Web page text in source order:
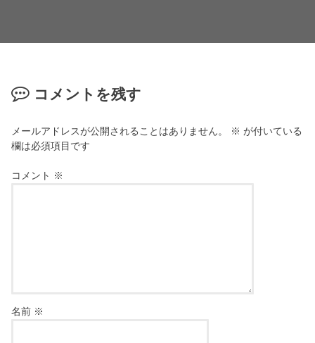
コメントを残す
メールアドレスが公開されることはありません。 ※ が付いている
欄は必須項目です
コメント ※
名前 ※